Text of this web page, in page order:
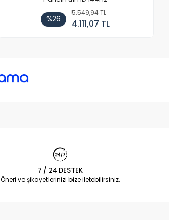
%26
5.549,94 TL
4.111,07 TL
7 / 24 DESTEK
Öneri ve şikayetlerinizi bize iletebilirsiniz.